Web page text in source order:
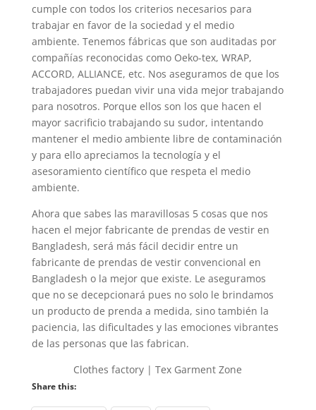
cumple con todos los criterios necesarios para
trabajar en favor de la sociedad y el medio
ambiente. Tenemos fábricas que son auditadas por
compañías reconocidas como Oeko-tex, WRAP,
ACCORD, ALLIANCE, etc. Nos aseguramos de que los
trabajadores puedan vivir una vida mejor trabajando
para nosotros. Porque ellos son los que hacen el
mayor sacrificio trabajando su sudor, intentando
mantener el medio ambiente libre de contaminación
y para ello apreciamos la tecnología y el
asesoramiento científico que respeta el medio
ambiente.
Ahora que sabes las maravillosas 5 cosas que nos
hacen el mejor fabricante de prendas de vestir en
Bangladesh, será más fácil decidir entre un
fabricante de prendas de vestir convencional en
Bangladesh o la mejor que existe. Le aseguramos
que no se decepcionará pues no solo le brindamos
un producto de prenda a medida, sino también la
paciencia, las dificultades y las emociones vibrantes
de las personas que las fabrican.
Clothes factory | Tex Garment Zone
Share this: